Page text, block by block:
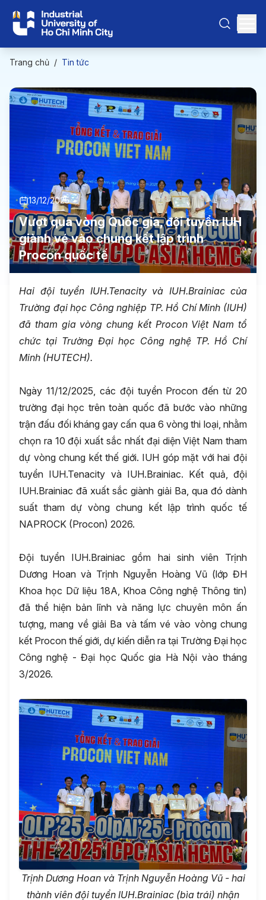
Trang chủ / Tin tức
13/12/2025
Vượt qua vòng Quốc gia, đội tuyển IUH
giành vé vào chung kết lập trình
Procon quốc tế
Hai đội tuyển IUH.Tenacity và IUH.Brainiac của
Trường đạihọc Công nghiệp TP. Hồ Chí Minh (IUH)
đã tham gia vòng chung kết Procon Việt Nam tổ
chức tại Trường Đại học Công nghệ TP. Hồ Chí
Minh (HUTECH).
Ngày 11/12/2025, các đội tuyển Procon đến từ 20
trường đại học trên toàn quốc đã bước vào những
trận đấu đối kháng gay cấn qua 6 vòng thi loại, nhằm
chọn ra 10 đội xuất sắc nhất đại diện Việt Nam tham
dự vòng chung kết thế giới. IUH góp mặt với hai đội
tuyển IUH.Tenacity và IUH.Brainiac. Kết quả, đội
IUH.Brainiac đã xuất sắc giành giải Ba, qua đó dành
suất tham dự vòng chung kết lập trình quốc tế
NAPROCK (Procon) 2026.
Đội tuyển IUH.Brainiac gồm hai sinh viên Trịnh
Dương Hoan và Trịnh Nguyễn Hoàng Vũ (lớp ĐH
Khoa học Dữ liệu 18A, Khoa Công nghệ Thông tin)
đã thể hiện bản lĩnh và năng lực chuyên môn ấn
tượng, mang về giải Ba và tấm vé vào vòng chung
kết Procon thế giới, dự kiến diễn ra tại Trường Đại học
Công nghệ - Đại học Quốc gia Hà Nội vào tháng
3/2026.
Trịnh Dương Hoan và Trịnh Nguyễn Hoàng Vũ -hai
thành viên đội tuyển IUH.Brainiac (bìa trái) nhận